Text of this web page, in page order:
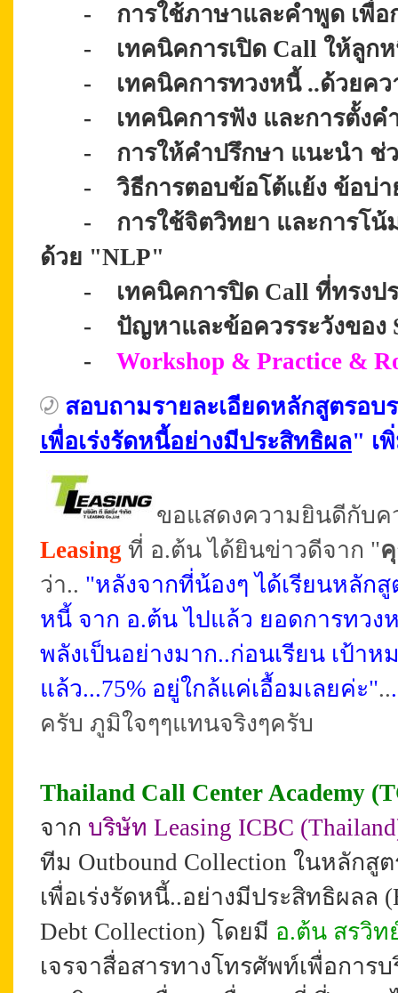
- การใช้ภาษาและคำพูด เพื่อ
- เทคนิคการเปิด Call ให้ลูก
- เทคนิคการทวงหนี้ ..ด้วยคว
- เทคนิคการฟัง และการตั้งค
- การให้คำปรึกษา แนะนำ ช่
- วิธีการตอบข้อโต้แย้ง ข้อบ่า
- การใช้จิตวิทยา และการโ
ด้วย "NLP"
- เทคนิคการปิด Call ที่ทรงป
- ปัญหาและข้อควรระวังของ
- Workshop & Practice &
สอบถามรายละเอียดหลักสูตรอบ
เพื่อเร่งรัดหนี้อย่างมีประสิทธิผล" เ
ขอแสดงความยินดีกับ
Leasing ที่ อ.ต้น ได้ยินข่าวดีจาก "
ว่า.. "หลังจากที่น้องๆ ได้เรียนหลัก
หนี้ จาก อ.ต้น ไปแล้ว ยอดการทว
พลังเป็นอย่างมาก..ก่อนเรียน เป้าห
แล้ว...75% อยู่ใกล้แค่เอื้อมเลยค่ะ"...
ครับ ภูมิใจๆๆแทนจริงๆครับ
Thailand Call Center Academy
จาก บริษัท Leasing ICBC
ทีม Outbound Collection ในหลักสู
เพื่อเร่งรัดหนี้..อย่างมีประสิทธิผลล
Debt Collection) โดยมี อ.ต้น สรวิท
เจรจาสื่อสารทางโทรศัพท์เพื่อกา